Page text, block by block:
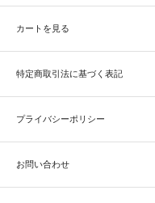
カートを見る
特定商取引法に基づく表記
プライバシーポリシー
お問い合わせ